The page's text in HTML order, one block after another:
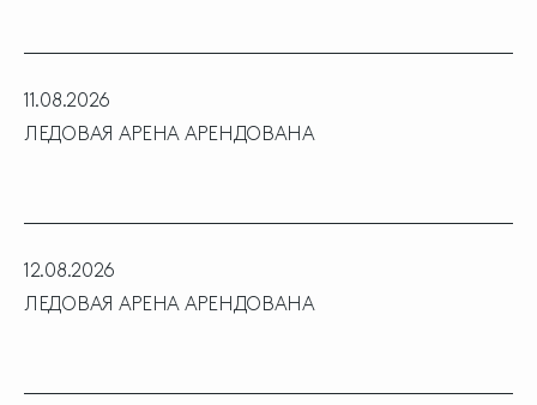
11.08.2026
ЛЕДОВАЯ АРЕНА АРЕНДОВАНА
12.08.2026
ЛЕДОВАЯ АРЕНА АРЕНДОВАНА